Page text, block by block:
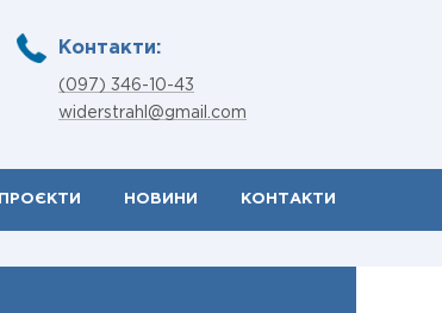
Контакти:
(097) 346-10-43
widerstrahl@gmail.com
ПРОЄКТИ НОВИНИ КОНТАКТИ